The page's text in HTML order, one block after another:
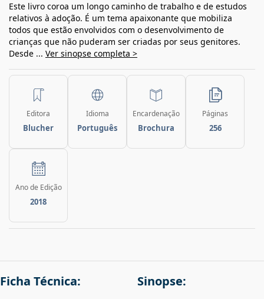
Este livro coroa um longo caminho de trabalho e de estudos
relativos à adoção. É um tema apaixonante que mobiliza
todos que estão envolvidos com o desenvolvimento de
crianças que não puderam ser criadas por seus genitores.
Desde ... Ver sinopse completa >
Editora
Blucher
Idioma
Português
Encardenação
Brochura
Páginas
256
Ano de Edição
2018
Ficha Técnica: Sinopse: